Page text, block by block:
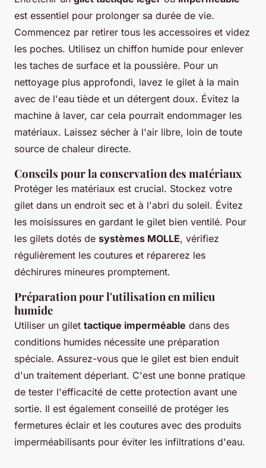
est essentiel pour prolonger sa durée de vie.
Commencez par retirer tous les accessoires et videz
les poches. Utilisez un chiffon humide pour enlever
les taches de surface et la poussière. Pour un
nettoyage plus approfondi, lavez le gilet à la main
avec de l'eau tiède et un détergent doux. Évitez la
machine à laver, car cela pourrait endommager les
matériaux. Laissez sécher à l'air libre, loin de toute
source de chaleur directe.
Conseils pour la conservation des matériaux
Protéger les matériaux est crucial. Stockez votre
gilet dans un endroit sec et à l'abri du soleil. Évitez
les moisissures en gardant le gilet bien ventilé. Pour
les gilets dotés de systèmes MOLLE, vérifiez
régulièrement les coutures et réparerez les
déchirures mineures promptement.
Préparation pour l'utilisation en milieu
humide
Utiliser un gilet tactique imperméable dans des
conditions humides nécessite une préparation
spéciale. Assurez-vous que le gilet est bien enduit
d'un traitement déperlant. C'est une bonne pratique
de tester l'efficacité de cette protection avant une
sortie. Il est également conseillé de protéger les
fermetures éclair et les coutures avec des produits
imperméabilisants pour éviter les infiltrations d'eau.